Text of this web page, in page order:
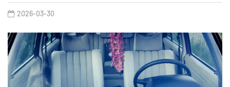
2026-03-30